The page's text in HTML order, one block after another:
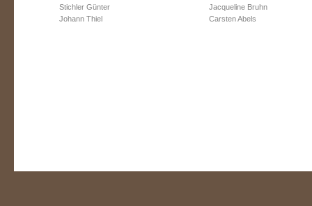
Stichler Günter
Johann Thiel
Jacqueline Bruhn
Carsten Abels